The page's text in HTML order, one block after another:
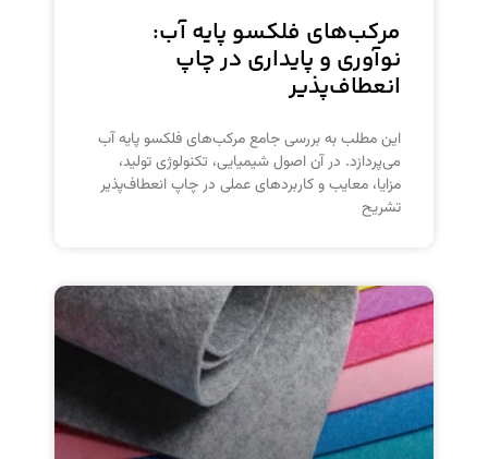
مرکب‌های فلکسو پایه آب:
نوآوری و پایداری در چاپ
انعطاف‌پذیر
این مطلب به بررسی جامع مرکب‌های فلکسو پایه آب
می‌پردازد. در آن اصول شیمیایی، تکنولوژی تولید،
مزایا، معایب و کاربردهای عملی در چاپ انعطاف‌پذیر
تشریح